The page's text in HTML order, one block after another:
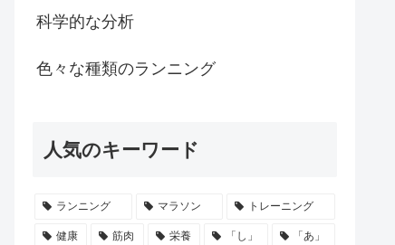
科学的な分析
色々な種類のランニング
人気のキーワード
ランニング マラソン トレーニング
健康 筋肉 栄養 「し」 「あ」